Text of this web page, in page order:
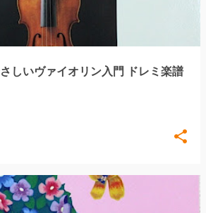
しいヴァイオリン入門 ドレミ楽譜